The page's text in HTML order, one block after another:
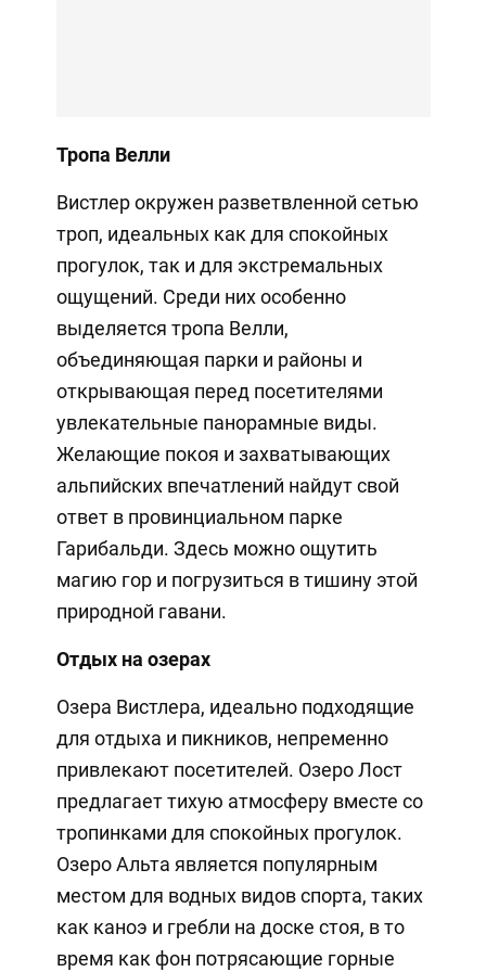
Тропа Велли
Вистлер окружен разветвленной сетью
троп, идеальных как для спокойных
прогулок, так и для экстремальных
ощущений. Среди них особенно
выделяется тропа Велли,
объединяющая парки и районы и
открывающая перед посетителями
увлекательные панорамные виды.
Желающие покоя и захватывающих
альпийских впечатлений найдут свой
ответ в провинциальном парке
Гарибальди. Здесь можно ощутить
магию гор и погрузиться в тишину этой
природной гавани.
Отдых на озерах
Озера Вистлера, идеально подходящие
для отдыха и пикников, непременно
привлекают посетителей. Озеро Лост
предлагает тихую атмосферу вместе со
тропинками для спокойных прогулок.
Озеро Альта является популярным
местом для водных видов спорта, таких
как каноэ и гребли на доске стоя, в то
время как фон потрясающие горные